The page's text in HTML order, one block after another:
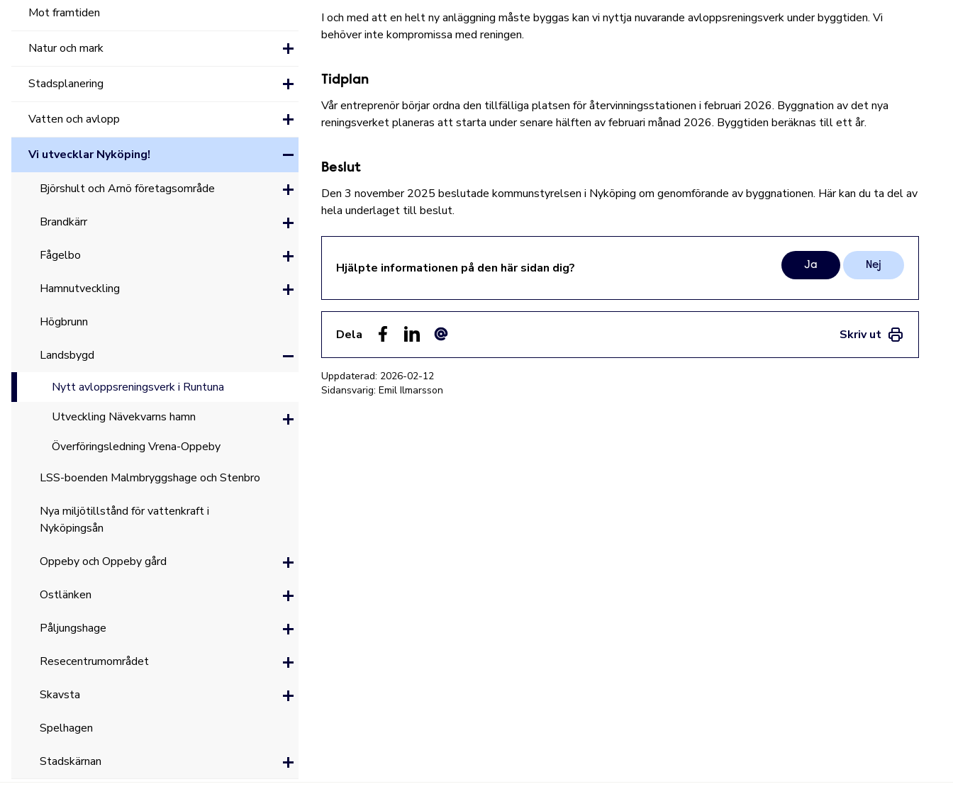
I och med att en helt ny anläggning måste byggas kan vi nyttja nuvarande avloppsreningsverk under byggtiden. Vi
behöver inte kompromissa med reningen.
Tidplan
Vår entreprenör börjar ordna den tillfälliga platsen för återvinningsstationen i februari 2026. Byggnation av det nya
reningsverket planeras att starta under senare hälften av februari månad 2026. Byggtiden beräknas till ett år.
Beslut
Den 3 november 2025 beslutade kommunstyrelsen i Nyköping om genomförande av byggnationen. Här kan du ta del av
hela underlaget till beslut.
Hjälpte informationen på den här sidan dig? Ja Nej
Dela
Skriv ut
Uppdaterad: 2026-02-12
Sidansvarig: Emil Ilmarsson
Mot framtiden
Natur och mark
Stadsplanering
Vatten och avlopp
Vi utvecklar Nyköping!
Björshult och Arnö företagsområde
Brandkärr
Fågelbo
Hamnutveckling
Högbrunn
Landsbygd
Nytt avloppsreningsverk i Runtuna
Utveckling Nävekvarns hamn
Överföringsledning Vrena-Oppeby
LSS-boenden Malmbryggshage och Stenbro
Nya miljötillstånd för vattenkraft i
Nyköpingsån
Oppeby och Oppeby gård
Ostlänken
Påljungshage
Resecentrumområdet
Skavsta
Spelhagen
Stadskärnan